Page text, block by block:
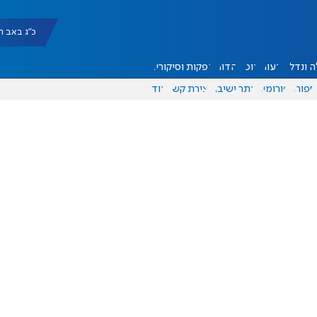
כ"ג באב תשפ"ו
ונדל"ן דעות אוכל יהדות הפקות וסיקורים
ספורט פורומים אתר ישיבה יצירת קשר עוד